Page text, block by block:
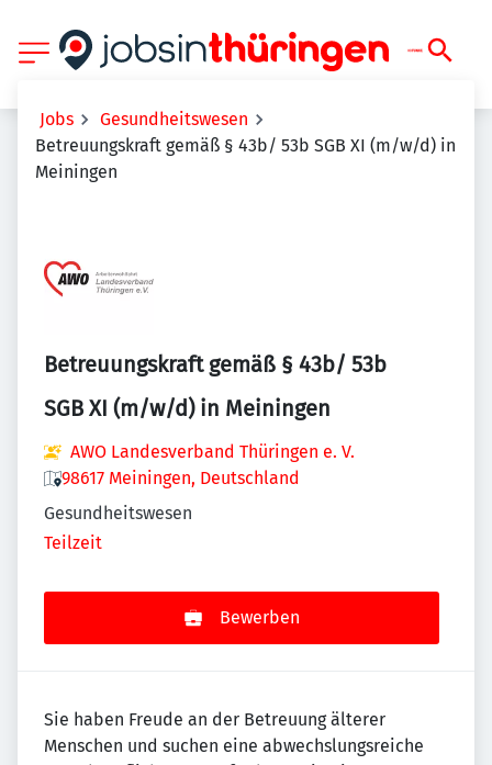
Jobs
Gesundheitswesen
Betreuungskraft gemäß § 43b/ 53b SGB XI (m/w/d) in
Meiningen
Betreuungskraft gemäß § 43b/ 53b
SGB XI (m/w/d) in Meiningen
AWO Landesverband Thüringen e. V.
98617 Meiningen, Deutschland
Gesundheitswesen
Teilzeit
Bewerben
Sie haben Freude an der Betreuung älterer
Menschen und suchen eine abwechslungsreiche